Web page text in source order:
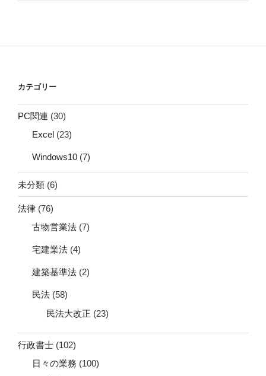
カテゴリー
PC関連 (30)
Excel (23)
Windows10 (7)
未分類 (6)
法律 (76)
古物営業法 (7)
宅建業法 (4)
建築基準法 (2)
民法 (58)
民法大改正 (23)
行政書士 (102)
日々の業務 (100)